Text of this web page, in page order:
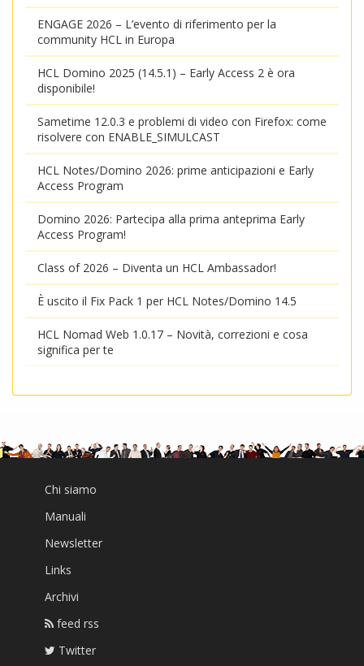
ENGAGE 2026 – L’evento di riferimento per la
community HCL in Europa
HCL Domino 2025 (14.5.1) – Early Access 2 è ora
disponibile!
Sametime 12.0.3 e problemi di video con Firefox: come
risolvere con ENABLE_SIMULCAST
HCL Notes/Domino 2026: prime anticipazioni e Early
Access Program
Domino 2026: Partecipa alla prima anteprima Early
Access Program!
Class of 2026 – Diventa un HCL Ambassador!
È uscito il Fix Pack 1 per HCL Notes/Domino 14.5
HCL Nomad Web 1.0.17 – Novità, correzioni e cosa
significa per te
Chi siamo
Manuali
Newsletter
Links
Archivi
feed rss
Twitter